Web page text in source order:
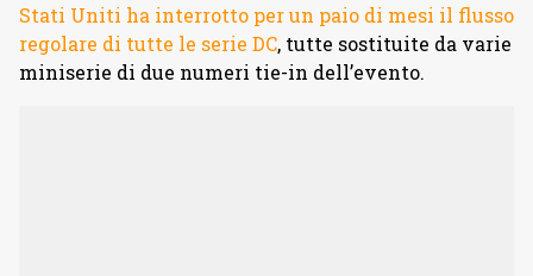
Stati Uniti ha interrotto per un paio di mesi il flusso
regolare di tutte le serie DC, tutte sostituite da varie
miniserie di due numeri tie-in dell’evento.